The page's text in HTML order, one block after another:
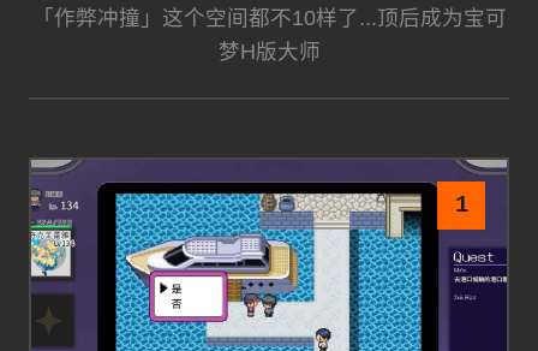
「作弊冲撞」这个空间都不10样了...顶后成为宝可
梦H版大师
1